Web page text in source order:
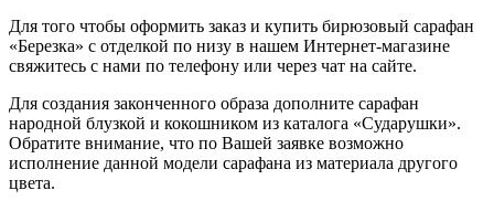
Для того чтобы оформить заказ и купить бирюзовый сарафан
«Березка» с отделкой по низу в нашем Интернет-магазине
свяжитесь с нами по телефону или через чат на сайте.
Для создания законченного образа дополните сарафан
народной блузкой и кокошником из каталога «Сударушки».
Обратите внимание, что по Вашей заявке возможно
исполнение данной модели сарафана из материала другого
цвета.